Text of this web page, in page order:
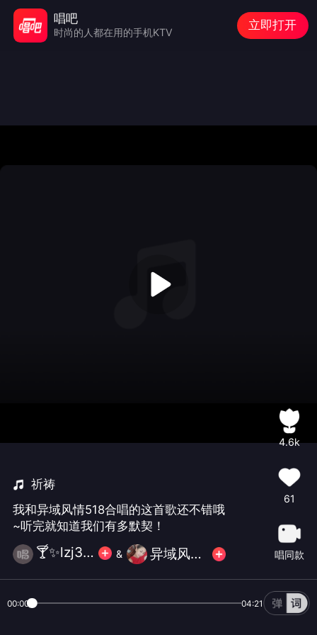
祈祷
我和异域风情518合唱的这首歌还不错哦
~听完就知道我们有多默契！
🍸✨lzj357(周四更新) & 异域风情518
4.6k
61
唱同款
00:00 04:21
唱吧
时尚的人都在用的手机KTV
立即打开